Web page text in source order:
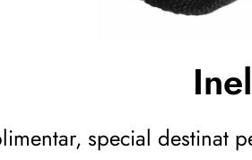
special destinat